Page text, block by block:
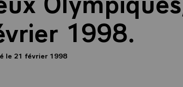
1998.
le 21 février 1998